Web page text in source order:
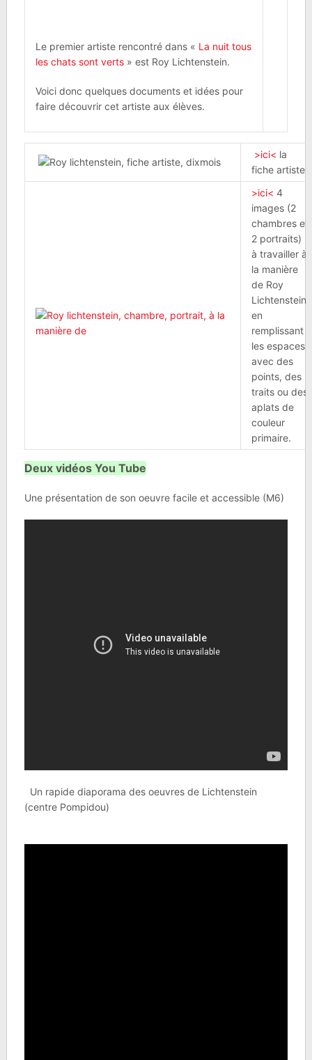
Le premier artiste rencontré dans « La nuit tous
les chats sont verts» est Roy Lichtenstein.
Voici donc quelques documents et idées pour
faire découvrir cet artiste aux élèves.
>ici< la
fiche artiste
>ici< 4
images (2
chambres et
2 portraits)
à travailler à
la manière
de Roy
Lichtenstein,
en
remplissant
les espaces
avec des
points, des
traits ou des
aplats de
couleur
primaire.
Deux vidéos You Tube
Une présentation de son oeuvre facile et accessible (M6)
Un rapide diaporama des oeuvres de Lichtenstein
(centre Pompidou)